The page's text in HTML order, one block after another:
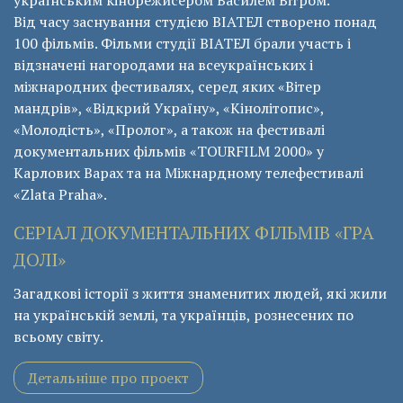
Від часу заснування студією ВІАТЕЛ створено понад
100 фільмів. Фільми студії ВІАТЕЛ брали участь і
відзначені нагородами на всеукраїнських і
міжнародних фестивалях, серед яких «Вітер
мандрів», «Відкрий Україну», «Кінолітопис»,
«Молодість», «Пролог», а також на фестивалі
документальних фільмів «ТОURFILM 2000» у
Карлових Варах та на Міжнардному телефестивалі
«Zlata Praha».
СЕРІАЛ ДОКУМЕНТАЛЬНИХ ФІЛЬМІВ «ГРА
ДОЛІ»
Загадкові історії з життя знаменитих людей, які жили
на українській землі, та українців, рознесених по
всьому світу.
Детальніше про проект